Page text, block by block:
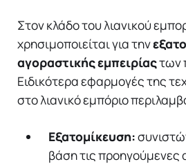
Στον κλάδο του λιανικού
χρησιμοποιείται για την
αγοραστικής εμπειρίαςτων
Ειδικότερα εφαρμογές της
στο λιανικό εμπόριο
Εξατομίκευση:
βάση τις προηγούμενες